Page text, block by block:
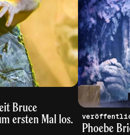
Bruce
ersten Mal los.
Phoebe